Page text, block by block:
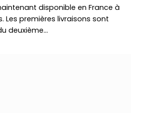
disponible en France à
premières livraisons sont
deuxième…